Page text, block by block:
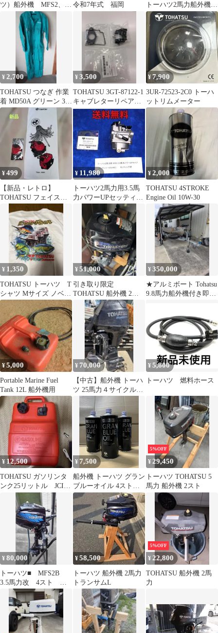
ツ）船外機 MFS2、
3.5 A/B用ドライブシャ
フトハウジングガスケ
ット他
令和7年式 福岡
トーハツ2馬力船外機
S足
¥ 2,700
TOHATSU つなぎ 作業
着 MD50A グリーン 3L
サイズ
¥3,500
TOHATSU 3GT-87122-1
キャブレターリペアキ
ット
¥7,900
3UR-72523-2C0 トーハ
ットリムメーター
¥499
【新品・レトロ】
TOHATSU フェイスタ
オル 2枚 赤いエンジ
ンデザイン
¥ 11,980
トーハツ2馬力用3.5馬
力パワーUPセッティン
グ済み、純正ガスケッ
ト付
¥2,000
TOHATSU 4STROKE
Engine Oil 10W-30
¥ 1,350
TOHATSU トーハツ T
シャツ Mサイズ ノベル
ティ
¥51,000
引き取り限定
TOHATSU 船外機 2馬
力 4ストローク
¥350,000
★アルミボート Tohatsu
9.8馬力船外機付き即乗
¥5,000
Portable Marine Fuel
Tank 12L 船外機用
¥ 70,000
【中古】船外機 トーハ
ツ 25馬力４サイクル
MFS25B 《引き取り限
定です》
¥ 5,800
トーハツ 燃料ホース
¥ 12,500
TOHATSU ガソリンタ
ンク25リットル JCI認
定 値引きあり
¥7,500
船外機 トーハツ グラン
ブルーオイル 4ストロ
ーク エンジンオイル
1L×3個
5%OFF
¥29,450
トーハツ TOHATSU 5
馬力 船外機 2スト
¥80,000
トーハツ■ MFS2B
3.5馬力改 4スト ト
ランサムS
¥58,500
トーハツ 船外機 2馬力
トランサムL
5%OFF
¥ 22,800
TOHATSU 船外機 2馬
力